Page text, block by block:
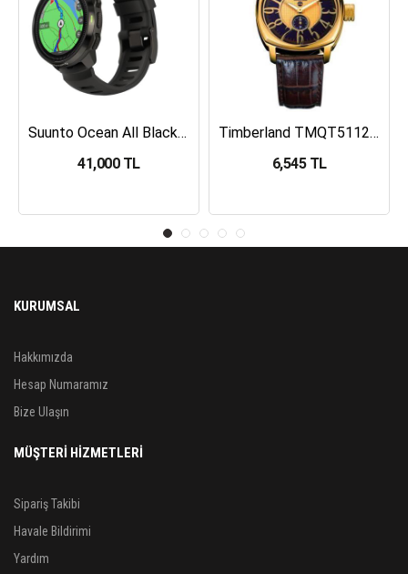
Suunto Ocean All Black Dalış Bilgisayarı SS050982000
41,000 TL
Timberland TMQT5112401 Erkek Kol Saati
6,545 TL
KURUMSAL
Hakkımızda
Hesap Numaramız
Bize Ulaşın
MÜŞTERİ HİZMETLERİ
Sipariş Takibi
Havale Bildirimi
Yardım